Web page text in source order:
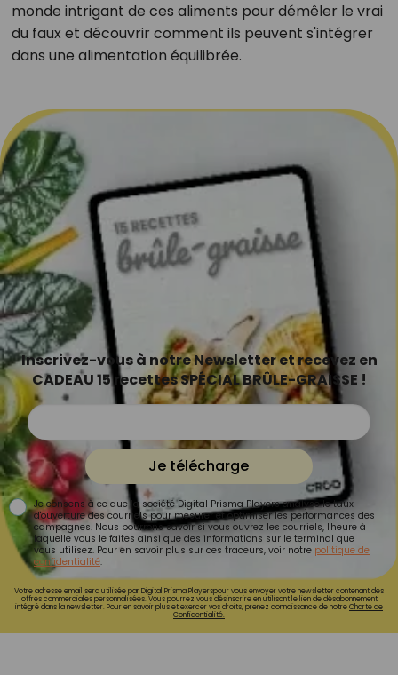
monde intrigant de ces aliments pour démêler le vrai
du faux et découvrir comment ils peuvent s'intégrer
dans une alimentation équilibrée.
Inscrivez-vous à notre Newsletter et recevez en
CADEAU 15 recettes SPÉCIAL BRÛLE-GRAISSE !
Je télécharge
Je consens à ce que la société Digital Prisma Players analyse le taux
d'ouverture des courriels pour mesurer et optimiser les performances des
campagnes. Nous pourrons savoir si vous ouvrez les courriels, l'heure à
laquelle vous le faites ainsi que des informations sur le terminal que
vous utilisez. Pour en savoir plus sur ces traceurs, voir notre politique de
confidentialité.
Votre adresse email sera utilisée par Digital Prisma Playerspour vous envoyer votre newsletter contenant des
offres commerciales personnalisées. Vous pourrez vous désinscrire en utilisant le lien de désabonnement
intégré dans la newsletter. Pour en savoir plus et exercer vos droits, prenez connaissance de notreCharte de
Confidentialité.